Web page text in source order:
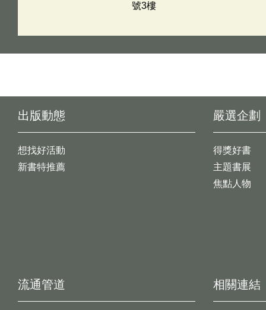
號3樓
出版動態
想找好活動
新書特推薦
嚴選企劃
得獎好書
主題書展
焦點人物
流通管道 相關連結